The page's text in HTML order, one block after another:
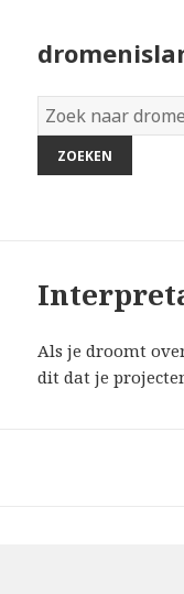
Woordenboek
van
dromen:
Als je droomt
dit dat je